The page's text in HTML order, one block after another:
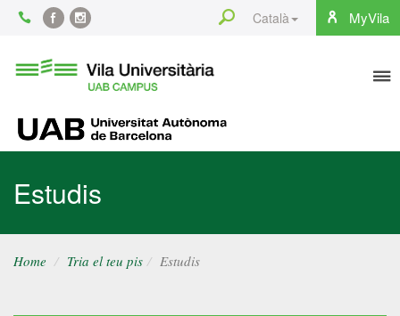
Content FacebookInstagram MyVila
Català
Search
Universitària
UAB
Estudis
Home Tria el teu pis Estudis